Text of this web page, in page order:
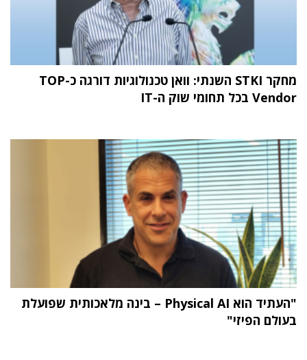
מחקר STKI השנתי: וואן טכנולוגיות דורגה כ-TOP
Vendor בכל תחומי שוק ה-IT
"העתיד הוא Physical AI – בינה מלאכותית שפועלת
בעולם הפיזי"